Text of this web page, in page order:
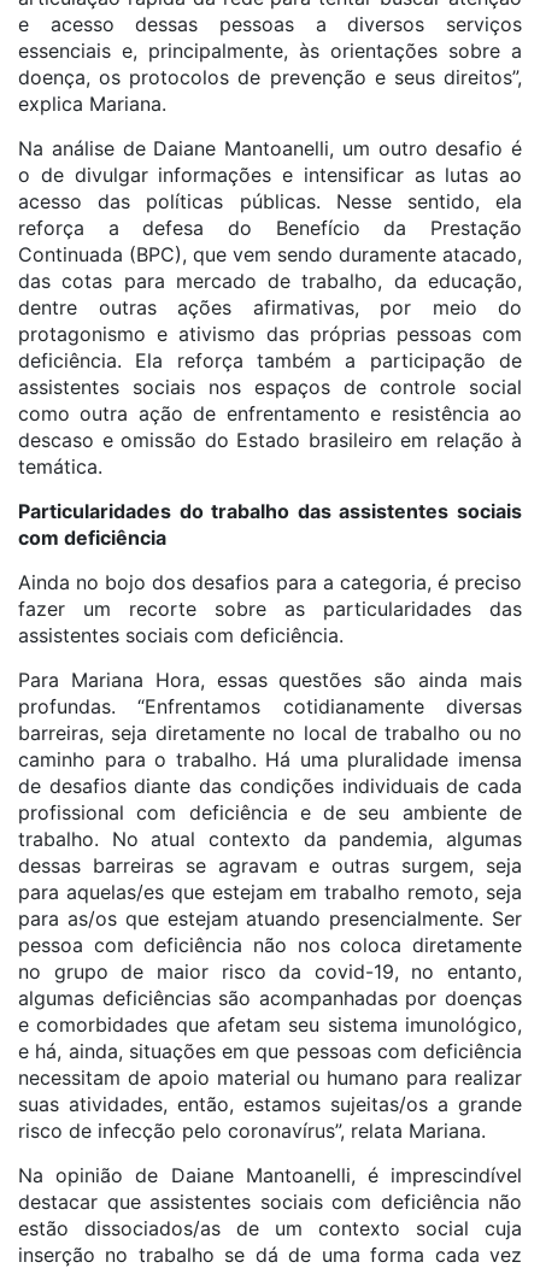
e acesso dessas pessoas a diversos serviços
essenciais e, principalmente, às orientações sobre a
doença, os protocolos de prevenção e seus direitos”,
explica Mariana.
Na análise de Daiane Mantoanelli, um outro desafio é
o de divulgar informações e intensificar as lutas ao
acesso das políticas públicas. Nesse sentido, ela
reforça a defesa do Benefício da Prestação
Continuada (BPC), que vem sendo duramente atacado,
das cotas para mercado de trabalho, da educação,
dentre outras ações afirmativas, por meio do
protagonismo e ativismo das próprias pessoas com
deficiência. Ela reforça também a participação de
assistentes sociais nos espaços de controle social
como outra ação de enfrentamento e resistência ao
descaso e omissão do Estado brasileiro em relação à
temática.
Particularidades do trabalho das assistentes sociais
com deficiência
Ainda no bojo dos desafios para a categoria, é preciso
fazer um recorte sobre as particularidades das
assistentes sociais com deficiência.
Para Mariana Hora, essas questões são ainda mais
profundas. “Enfrentamos cotidianamente diversas
barreiras, seja diretamente no local de trabalho ou no
caminho para o trabalho. Há uma pluralidade imensa
de desafios diante das condições individuais de cada
profissional com deficiência e de seu ambiente de
trabalho. No atual contexto da pandemia, algumas
dessas barreiras se agravam e outras surgem, seja
para aquelas/es que estejam em trabalho remoto, seja
para as/os que estejam atuando presencialmente. Ser
pessoa com deficiência não nos coloca diretamente
no grupo de maior risco da covid-19, no entanto,
algumas deficiências são acompanhadas por doenças
e comorbidades que afetam seu sistema imunológico,
e há, ainda, situações em que pessoas com deficiência
necessitam de apoio material ou humano para realizar
suas atividades, então, estamos sujeitas/os a grande
risco de infecção pelo coronavírus”, relata Mariana.
Na opinião de Daiane Mantoanelli, é imprescindível
destacar que assistentes sociais com deficiência não
estão dissociados/as de um contexto social cuja
inserção no trabalho se dá de uma forma cada vez